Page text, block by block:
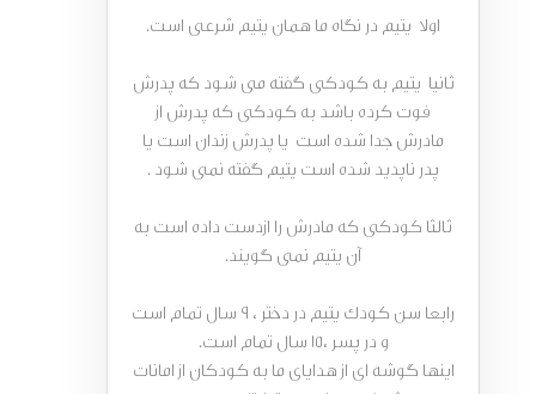
اولا یتیم در نگاه ما همان یتیم شرعی است.
ثانیا یتیم به کودکی گفته می شود که پدرش
فوت کرده باشد به کودکی که پدرش از
مادرش جدا شده است یا پدرش زندان است یا
پدر ناپدید شده است یتیم گفته نمی شود .
ثالثا کودکی که مادرش را ازدست داده است به
آن یتیم نمی گویند.
رابعا سن کودک یتیم در دختر ، 9 سال تمام است
و در پسر ،15 سال تمام است.
اینها گوشه ای از هدایای ما به کودکان از امانات